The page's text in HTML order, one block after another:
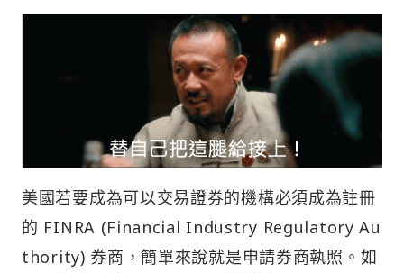
美國若要成為可以交易證券的機構必須成為註冊
的 FINRA (Financial Industry Regulatory Au
thority) 券商，簡單來說就是申請券商執照。如